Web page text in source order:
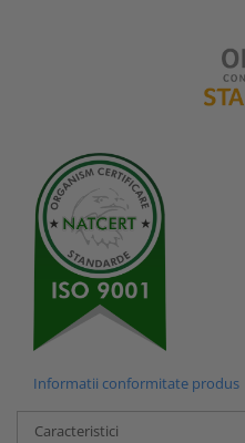
Informatii conformitate produs
Caracteristici